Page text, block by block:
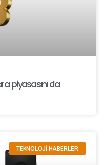
piyasasını da
TEKNOLOJİ HABERLERİ